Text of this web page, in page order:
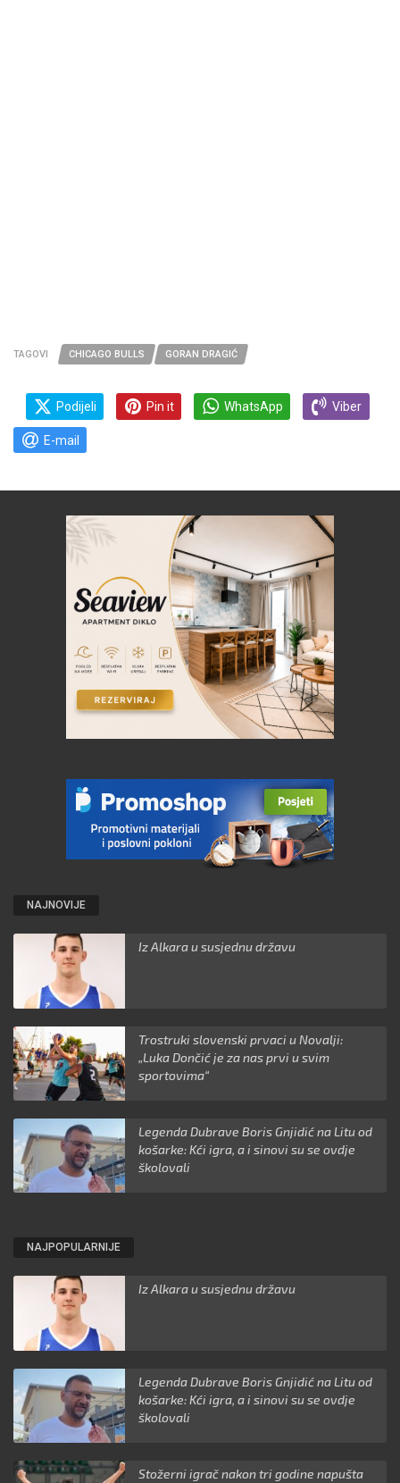
TAGOVI CHICAGO BULLS GORAN DRAGIĆ
Podijeli Pin it WhatsApp Viber
E-mail
NAJNOVIJE
Iz Alkara u susjednu državu
Trostruki slovenski prvaci u Novalji:
„Luka Dončić je za nas prvi u svim
sportovima“
Legenda Dubrave Boris Gnjidić na Litu od
košarke: Kći igra, a i sinovi su se ovdje
školovali
NAJPOPULARNIJE
Iz Alkara u susjednu državu
Legenda Dubrave Boris Gnjidić na Litu od
košarke: Kći igra, a i sinovi su se ovdje
školovali
Stožerni igrač nakon tri godine napušta